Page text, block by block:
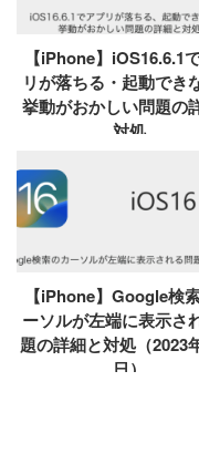
【iPhone】iOS16.6.1
リが落ちる・起動でき
挙動がおかしい問題の
対処
【iPhone】Google検
ーソルが左端に表示さ
題の詳細と対処（2023
日）